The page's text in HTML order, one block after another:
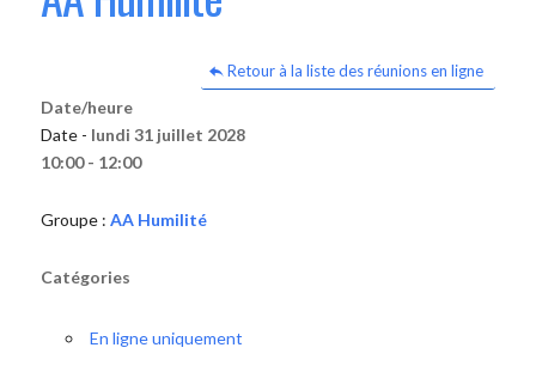
Retour à la liste des réunions en ligne
Date/heure
Date - lundi 31 juillet 2028
10:00 - 12:00
Groupe : AA Humilité
Catégories
En ligne uniquement